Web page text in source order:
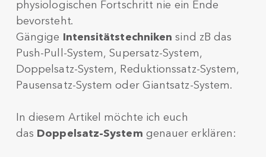
physiologischen Fortschritt nie ein Ende
bevorsteht.
Gängige Intensitätstechniken sind zB das
Push-Pull-System, Supersatz-System,
Doppelsatz-System, Reduktionssatz-System,
Pausensatz-System oder Giantsatz-System.
In diesem Artikel möchte ich euch
das Doppelsatz-System genauer erklären: